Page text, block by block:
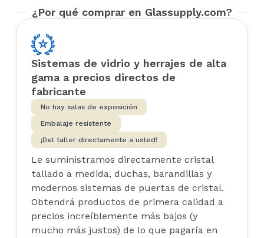
¿Por qué comprar en Glassupply.com?
Sistemas de vidrio y herrajes de alta
gama a precios directos de
fabricante
No hay salas de exposición
Embalaje resistente
¡Del taller directamente a usted!
Le suministramos directamente cristal
tallado a medida, duchas, barandillas y
modernos sistemas de puertas de cristal.
Obtendrá productos de primera calidad a
precios increíblemente más bajos (y
mucho más justos) de lo que pagaría en